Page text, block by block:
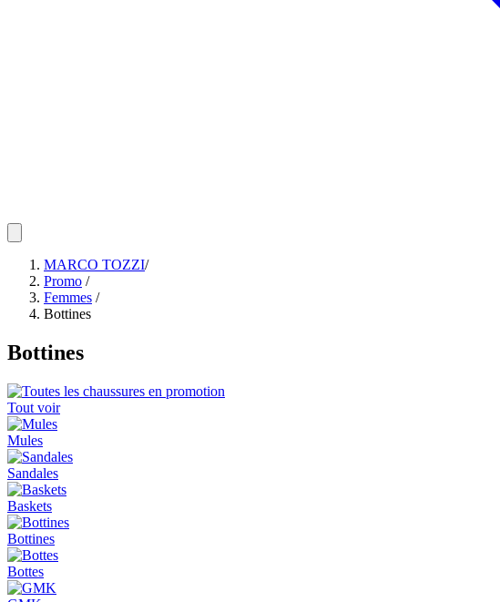
MARCO TOZZI/
Promo /
Femmes /
Bottines
Bottines
Tout voir
Mules
Sandales
Baskets
Bottines
Bottes